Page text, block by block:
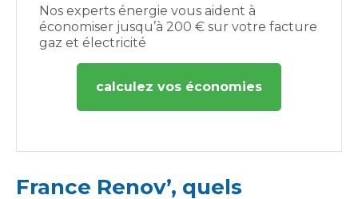
Nos experts énergie vous aident à
économiser jusqu’à 200 € sur votre facture
gaz et électricité
calculez vos économies
France Renov’, quels